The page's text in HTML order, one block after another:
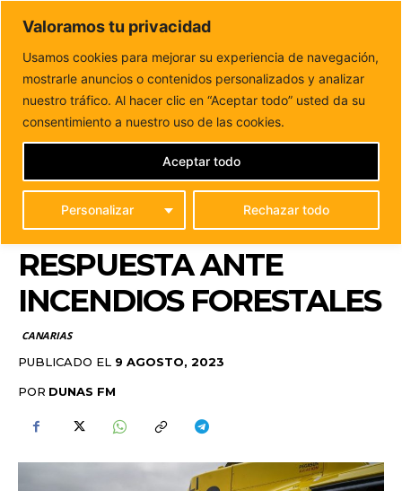
Valoramos tu privacidad
Usamos cookies para mejorar su experiencia de navegación,
mostrarle anuncios o contenidos personalizados y analizar
nuestro tráfico. Al hacer clic en “Aceptar todo” usted da su
consentimiento a nuestro uso de las cookies.
Personalizar Rechazar todo
Aceptar todo
DUNAS FM
Tu informacion de forma cercana
Inicio CANARIAS
Canarias suma dos helicópteros ligeros
Airbus H125 para potenciar la respuesta ante...
CANARIAS SUMA DOS
HELICÓPTEROS LIGEROS
AIRBUS H125 PARA
POTENCIAR LA
RESPUESTA ANTE
INCENDIOS FORESTALES
CANARIAS
PUBLICADO EL 9 AGOSTO, 2023
POR DUNAS FM